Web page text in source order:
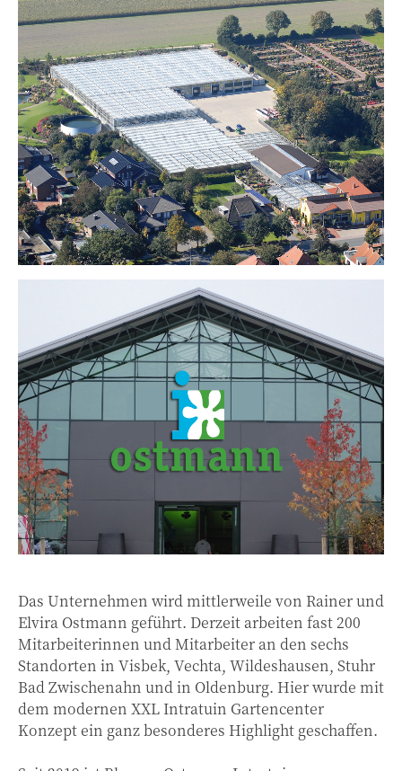
Das Unternehmen wird mittlerweile von Rainer und
Elvira Ostmann geführt. Derzeit arbeiten fast 200
Mitarbeiterinnen und Mitarbeiter an den sechs
Standorten in Visbek, Vechta, Wildeshausen, Stuhr
Bad Zwischenahn und in Oldenburg. Hier wurde mit
dem modernen XXL Intratuin Gartencenter
Konzept ein ganz besonderes Highlight geschaffen.